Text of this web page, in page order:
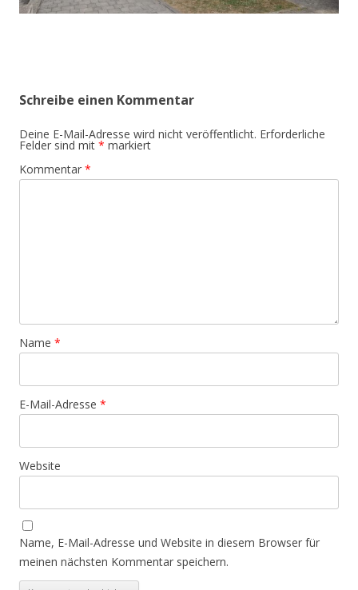
Schreibe einen Kommentar
Deine E-Mail-Adresse wird nicht veröffentlicht. Erforderliche
Felder sind mit * markiert
Kommentar *
Name *
E-Mail-Adresse *
Website
Name, E-Mail-Adresse und Website in diesem Browser für
meinen nächsten Kommentar speichern.